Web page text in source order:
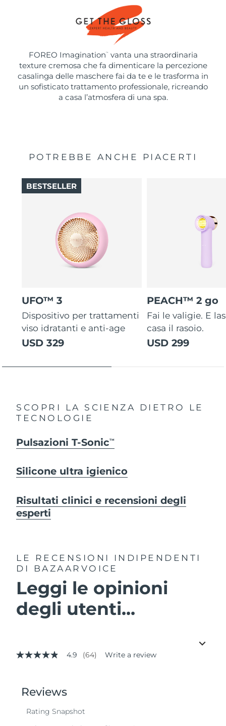
FOREO Imagination ™
vanta una straordinaria
texture cremosa che fa dimenticare la percezione
casalinga delle maschere fai da te e le trasforma in
un sofisticato trattamento professionale, ricreando
a casa l’atmosfera di una spa.
POTREBBE ANCHE PIACERTI
UFO™ 3
Dispositivo per trattamenti
viso idratanti e anti-age
USD 329
BESTSELLER
PEACH™ 2 go
Fai le valigie. E
casa il rasoio.
USD 299
SCOPRI LA SCIENZA DIETRO LE
TECNOLOGIE
Pulsazioni T-SonicTM
Silicone ultra igienico
Risultati clinici e recensioni degli
esperti
LE RECENSIONI INDIPENDENTI
DI BAZAARVOICE
Leggi le opinioni
degli utenti...
4.9
stars,
average
value.
4.9 (64) Write a review